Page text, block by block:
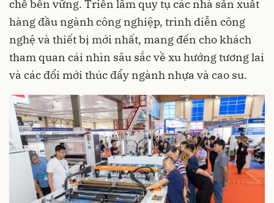
chế bền vững. Triển lãm quy tụ các nhà sản xuất
hàng đầu ngành công nghiệp, trình diễn công
nghệ và thiết bị mới nhất, mang đến cho khách
tham quan cái nhìn sâu sắc về xu hướng tương lai
và các đổi mới thúc đẩy ngành nhựa và cao su.